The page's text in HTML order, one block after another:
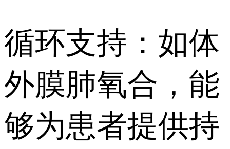
循环支持：如体
外膜肺氧合，能
够为患者提供持